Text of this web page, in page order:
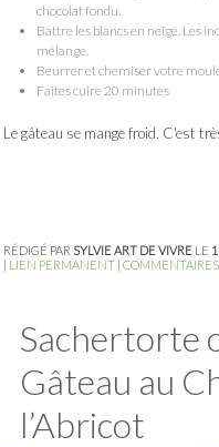
chocolat fondu.
Battre les blancs en neige. Les
mélange.
Beurrer et chemiser votre
Faites cuire 20 minutes
Le gâteau se mange froid. C'est
RÉDIGÉ PAR SYLVIE ART DE VIVRE LE
| LIEN PERMANENT |
Sachertorte
Gâteau au
l’Abricot